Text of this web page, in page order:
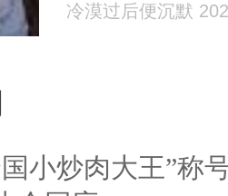
冷漠过后便沉默
小炒肉大王”称